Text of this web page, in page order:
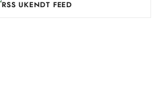
UKENDT FEED